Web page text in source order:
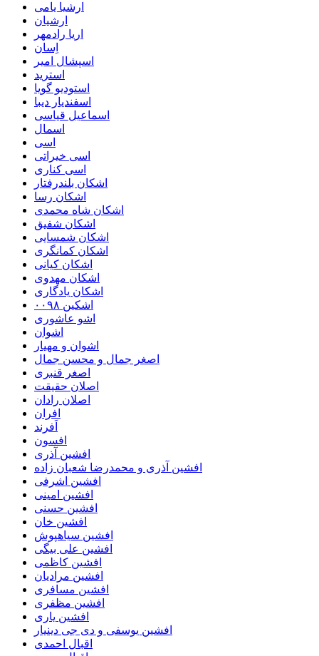
ارشیا یامی
ارشیان
اریا رادمهر
اِسان
اسپشال امیر
استرید
استودیو گویا
اسفندیار دیبا
اسماعیل قیاسی
اسمال
اسی
اسی خیراتی
اسی کناری
اشکان بلندرفتار
اشکان رسا
اشکان شاه محمدی
اشکان شفیق
اشکان شمسایی
اشکان‌ کمانگری
اشکان کیانی
اشکان مهدوی
اشکان یادگاری
اشکین ۰۰۹۸
اشو عاشوری
اشوان
اشوان و مهیار
اصغر جمال و محسن جمال
اصغر قنبری
اصلان حقیقت
اصلان رادان
افران
اَفرند
افسون
افشین آذری
افشین آذری و محمدرضا شعبان زاده
افشین اشرفی
افشین امینی
افشین حسنی
افشین خان
افشین سیاهپوش
افشین علی بیگی
افشین کاظمی
افشین مرادیان
افشین مسافری
افشین مظفری
افشین یاری
افشین یوسفی و دی جی دینیار
اقبال احمدی